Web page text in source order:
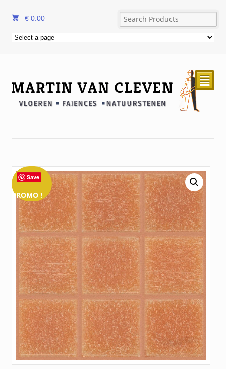
€ 0.00
²
PROMO !
Save